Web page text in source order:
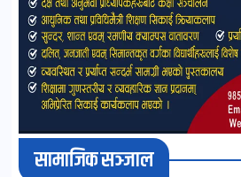
सामाजिक सञ्जाल